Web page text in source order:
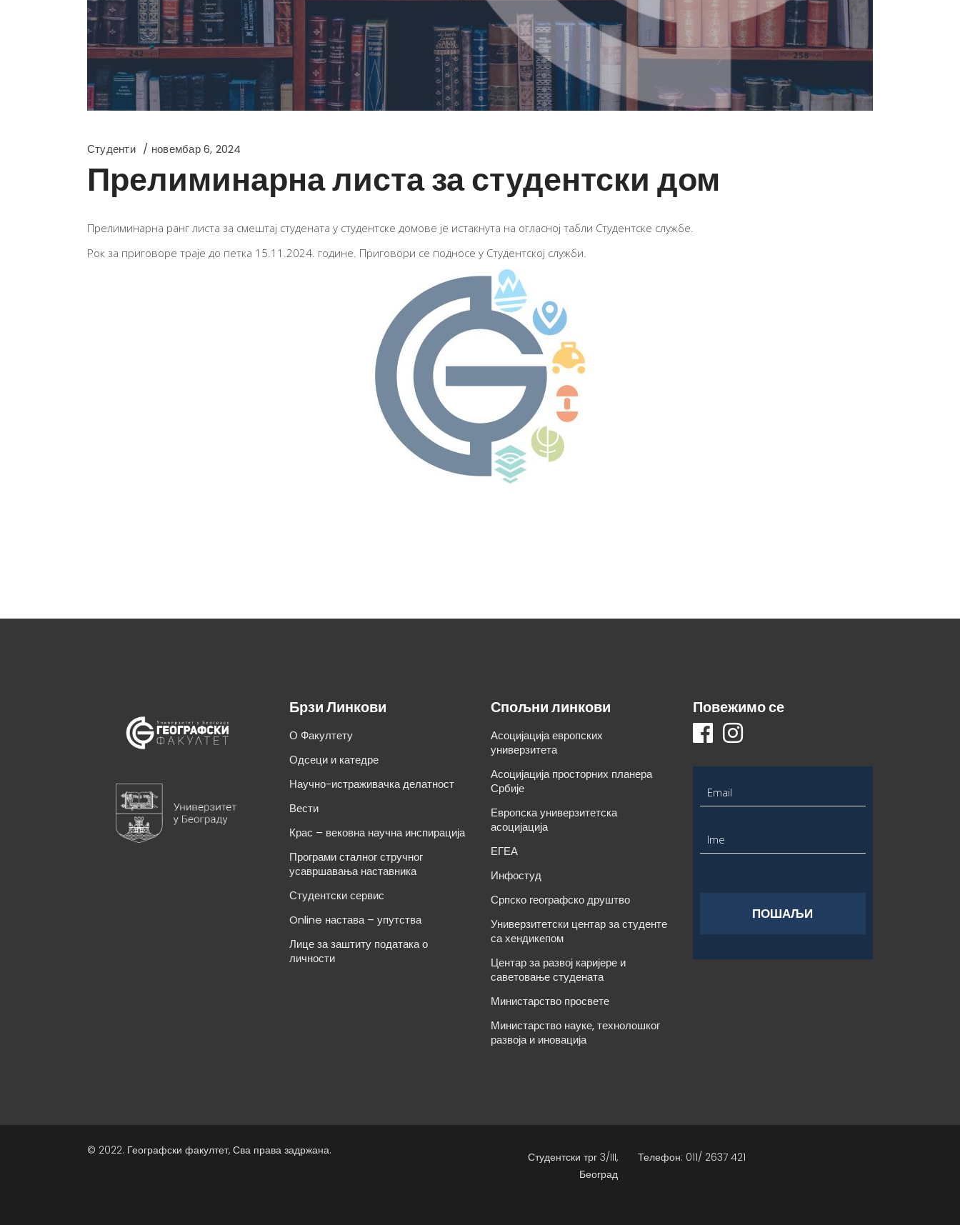
Студенти новембар 6, 2024
Прелиминарна листа за студентски дом
Прелиминарна ранг листа за смештај студената у студентске домове је истакнута на огласној табли Студентске службе.
Рок за приговоре траје до петка 15.11.2024. године. Приговори се подносе у Студентској служби.
Брзи Линкови
О Факултету
Одсеци и катедре
Научно-истраживачка делатност
Вести
Крас – вековна научна инспирација
Програми сталног стручног
усавршавања наставника
Студентски сервис
Online настава – упутства
Лице за заштиту података о
личности
Спољни линкови
Асоцијација европских
универзитета
Асоцијација просторних планера
Србије
Европска универзитетска
асоцијација
ЕГЕА
Инфостуд
Српско географско друштво
Универзитетски центар за студенте
са хендикепом
Центар за развој каријере и
саветовање студената
Министарство просвете
Министарство науке, технолошког
развоја и иновација
Повежимо се
© 2022. Географски факултет, Сва права задржана.
Студентски трг 3/III,
Београд
Телефон: 011/ 2637 421